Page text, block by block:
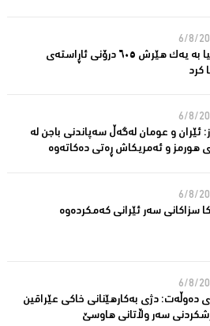
6/8/
ئۆکرانیا بە یەک هێرش ٦٠٥ درۆنی ئاڕاستەى
کرد
6/8/
ئێران و عومان لەگەڵ سەپاندنی باجن لە
هورمز و ئەمریکاش ڕەتی دەکاتەوە
6/8/
سزاكانی سه‌ر ئێرانی كه‌مكرده‌وه‌
6/8/
دەوڵەت: دژى بەکارهێنانى خاکی عێراقین
سەر وڵاتانی هاوسێ